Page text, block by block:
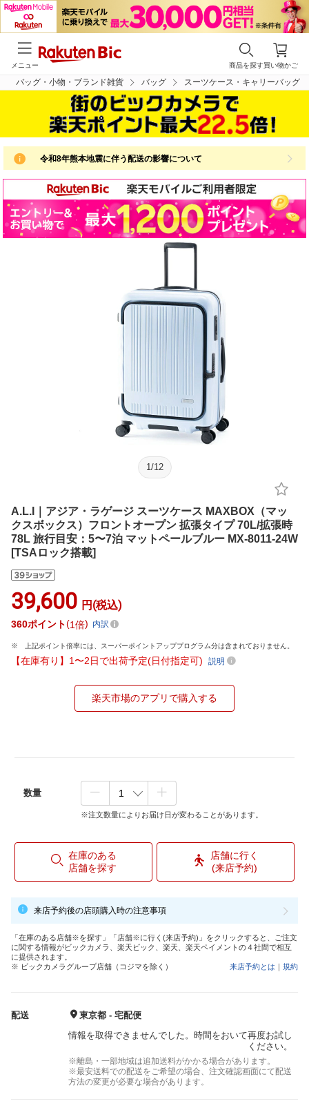
買い物かご
商品を探す
メニュー
バッグ・小物・ブランド雑貨 バッグ スーツケース・キャリーバッグ
令和8年熊本地震に伴う配送の影響について
1 /12
A.L.I｜アジア・ラゲージ スーツケース MAXBOX（マッ
クスボックス）フロントオープン 拡張タイプ 70L/拡張時
78L 旅行目安：5〜7泊 マットペールブルー MX-8011-24W
[TSAロック搭載]
39,600 円(税込)
360ポイント 1倍 内訳
上記ポイント倍率には、スーパーポイントアッププログラム分は含まれておりません。
【在庫有り】1〜2日で出荷予定(日付指定可) 説明
楽天市場のアプリで購入する
数量
※注文数量によりお届け日が変わることがあります。
在庫のある
店舗を探す
店舗に行く
(来店予約)
来店予約後の店頭購入時の注意事項
「在庫のある店舗※を探す」「店舗※に行く(来店予約)」をクリックすると、ご注文
に関する情報がビックカメラ、楽天ビック、楽天、楽天ペイメントの４社間で相互
に提供されます。
※ ビックカメラグループ店舗（コジマを除く）
来店予約とは ｜ 規約
配送
東京都 - 宅配便
情報を取得できませんでした。時間をおいて再度お試し
ください。
※離島・一部地域は追加送料がかかる場合があります。
※最安送料での配送をご希望の場合、注文確認画面にて配送
方法の変更が必要な場合があります。